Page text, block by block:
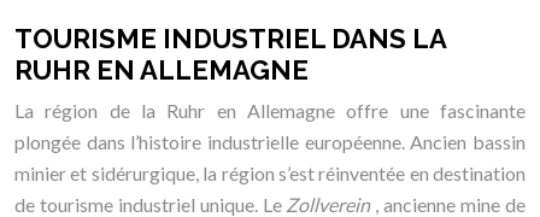
TOURISME INDUSTRIEL DANS LA
RUHR EN ALLEMAGNE
La région de la Ruhr en Allemagne offre une fascinante
plongée dans l’histoire industrielle européenne. Ancien bassin
minier et sidérurgique, la région s’est réinventée en destination
de tourisme industriel unique. Le Zollverein , ancienne mine de